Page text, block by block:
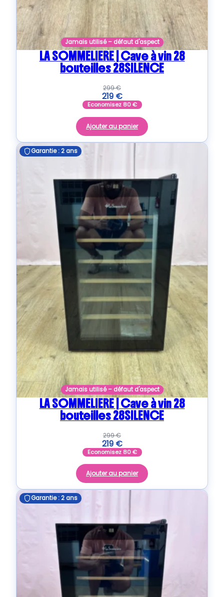
Jamais utilisé – défaut d'aspect
LA SOMMELIERE | Cave à vin 28
bouteilles 28SILENCE
299€
219 €
Economisez 80€
Ajouter au panier
Garantie : 2 ans
Jamais utilisé – défaut d'aspect
LA SOMMELIERE | Cave à vin 28
bouteilles 28SILENCE
299€
219 €
Economisez 80€
Ajouter au panier
Garantie : 2 ans